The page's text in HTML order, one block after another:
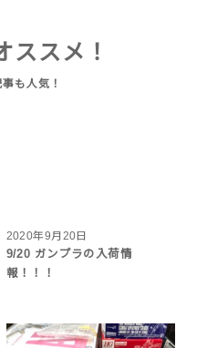
ススメ！
2020年9月20日
9/20 ガンプラの入荷情
報！！！